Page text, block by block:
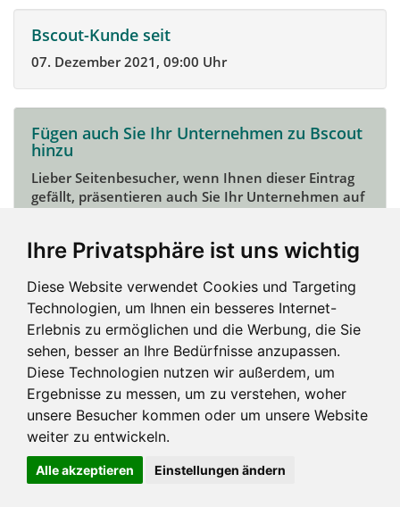
Ihre Privatsphäre ist uns wichtig
Diese Website verwendet Cookies und Targeting
Technologien, um Ihnen ein besseres Internet-
Erlebnis zu ermöglichen und die Werbung, die Sie
sehen, besser an Ihre Bedürfnisse anzupassen.
Diese Technologien nutzen wir außerdem, um
Ergebnisse zu messen, um zu verstehen, woher
unsere Besucher kommen oder um unsere Website
weiter zu entwickeln.
Alle akzeptieren Einstellungen ändern
Bscout-Kunde seit
07. Dezember 2021, 09:00 Uhr
Fügen auch Sie Ihr Unternehmen zu Bscout
hinzu
Lieber Seitenbesucher, wenn Ihnen dieser Eintrag
gefällt, präsentieren auch Sie Ihr Unternehmen auf
Mein Unternehmen hinzufügen
Impressum und mehr